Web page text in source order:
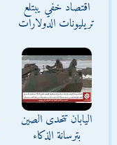
اقتصاد خفي يبتلع
تريليونات الدولارات
اليابان تتحدى الصين
بترسانة الذكاء